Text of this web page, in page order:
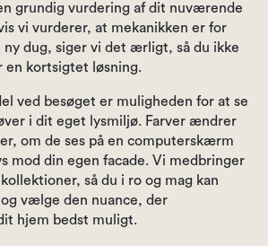
grundig vurdering af dit nuværende
vi vurderer, at mekanikken er for
dug, siger vi det ærligt, så du ikke
en kortsigtet løsning.
ved besøget er muligheden for at se
i dit eget lysmiljø. Farver ændrer
om de ses på en computerskærm
mod din egen facade. Vi medbringer
så du i ro og mag kan
vælge den nuance, der
hjem bedst muligt.